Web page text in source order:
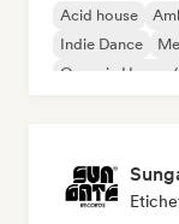
Acid house
Indie Dance
Organic House /